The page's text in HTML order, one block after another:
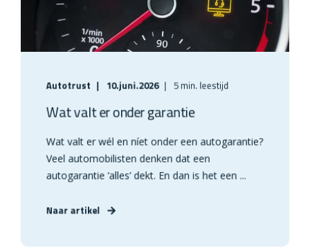
Autotrust 10.juni.2026 5 min. leestijd
Wat valt er onder garantie
Wat valt er wél en níet onder een autogarantie?
Veel automobilisten denken dat een
autogarantie ‘alles’ dekt. En dan is het een ...
Naar artikel